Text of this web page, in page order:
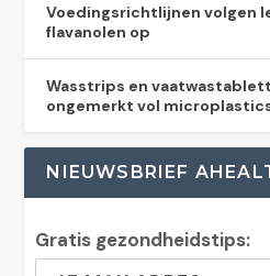
Voedingsrichtlijnen volgen
flavanolen op
Wasstrips en
ongemerkt vol
NIEUWSBRIEF
Gratis gezondheidstips: